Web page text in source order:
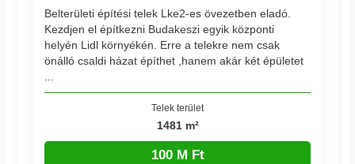
Belterületi építési telek Lke2-es övezetben eladó.
Kezdjen el építkezni Budakeszi egyik központi
helyén Lidl környékén. Erre a telekre nem csak
önálló csaldi házat építhet ,hanem akár két épületet
...
Telek terület
1481 m²
100 M Ft